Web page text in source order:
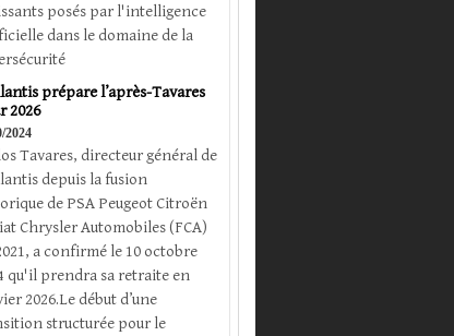
posés par l'intelligence
dans le domaine de la
prépare l’après-Tavares
2026
2024
Tavares, directeur général de
depuis la fusion
de PSA Peugeot Citroën
Chrysler Automobiles (FCA)
a confirmé le 10 octobre
qu'il prendra sa retraite en
2026.Le début d’une
structurée pour le